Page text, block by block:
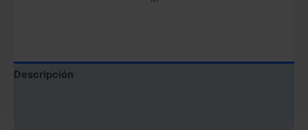
Descripción